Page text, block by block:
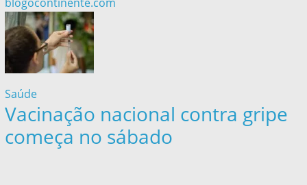
blogocontinente.com
Saúde
Vacinação nacional contra gripe
começa no sábado